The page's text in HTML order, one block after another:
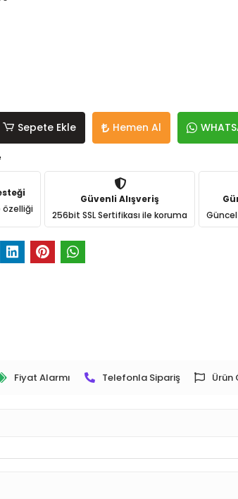
Sepete Ekle Hemen Al
özelliği
Güvenli Alışveriş
256bit SSL Sertifikası ile koruma
Fiyat Alarmı Telefonla Sipariş Ürün